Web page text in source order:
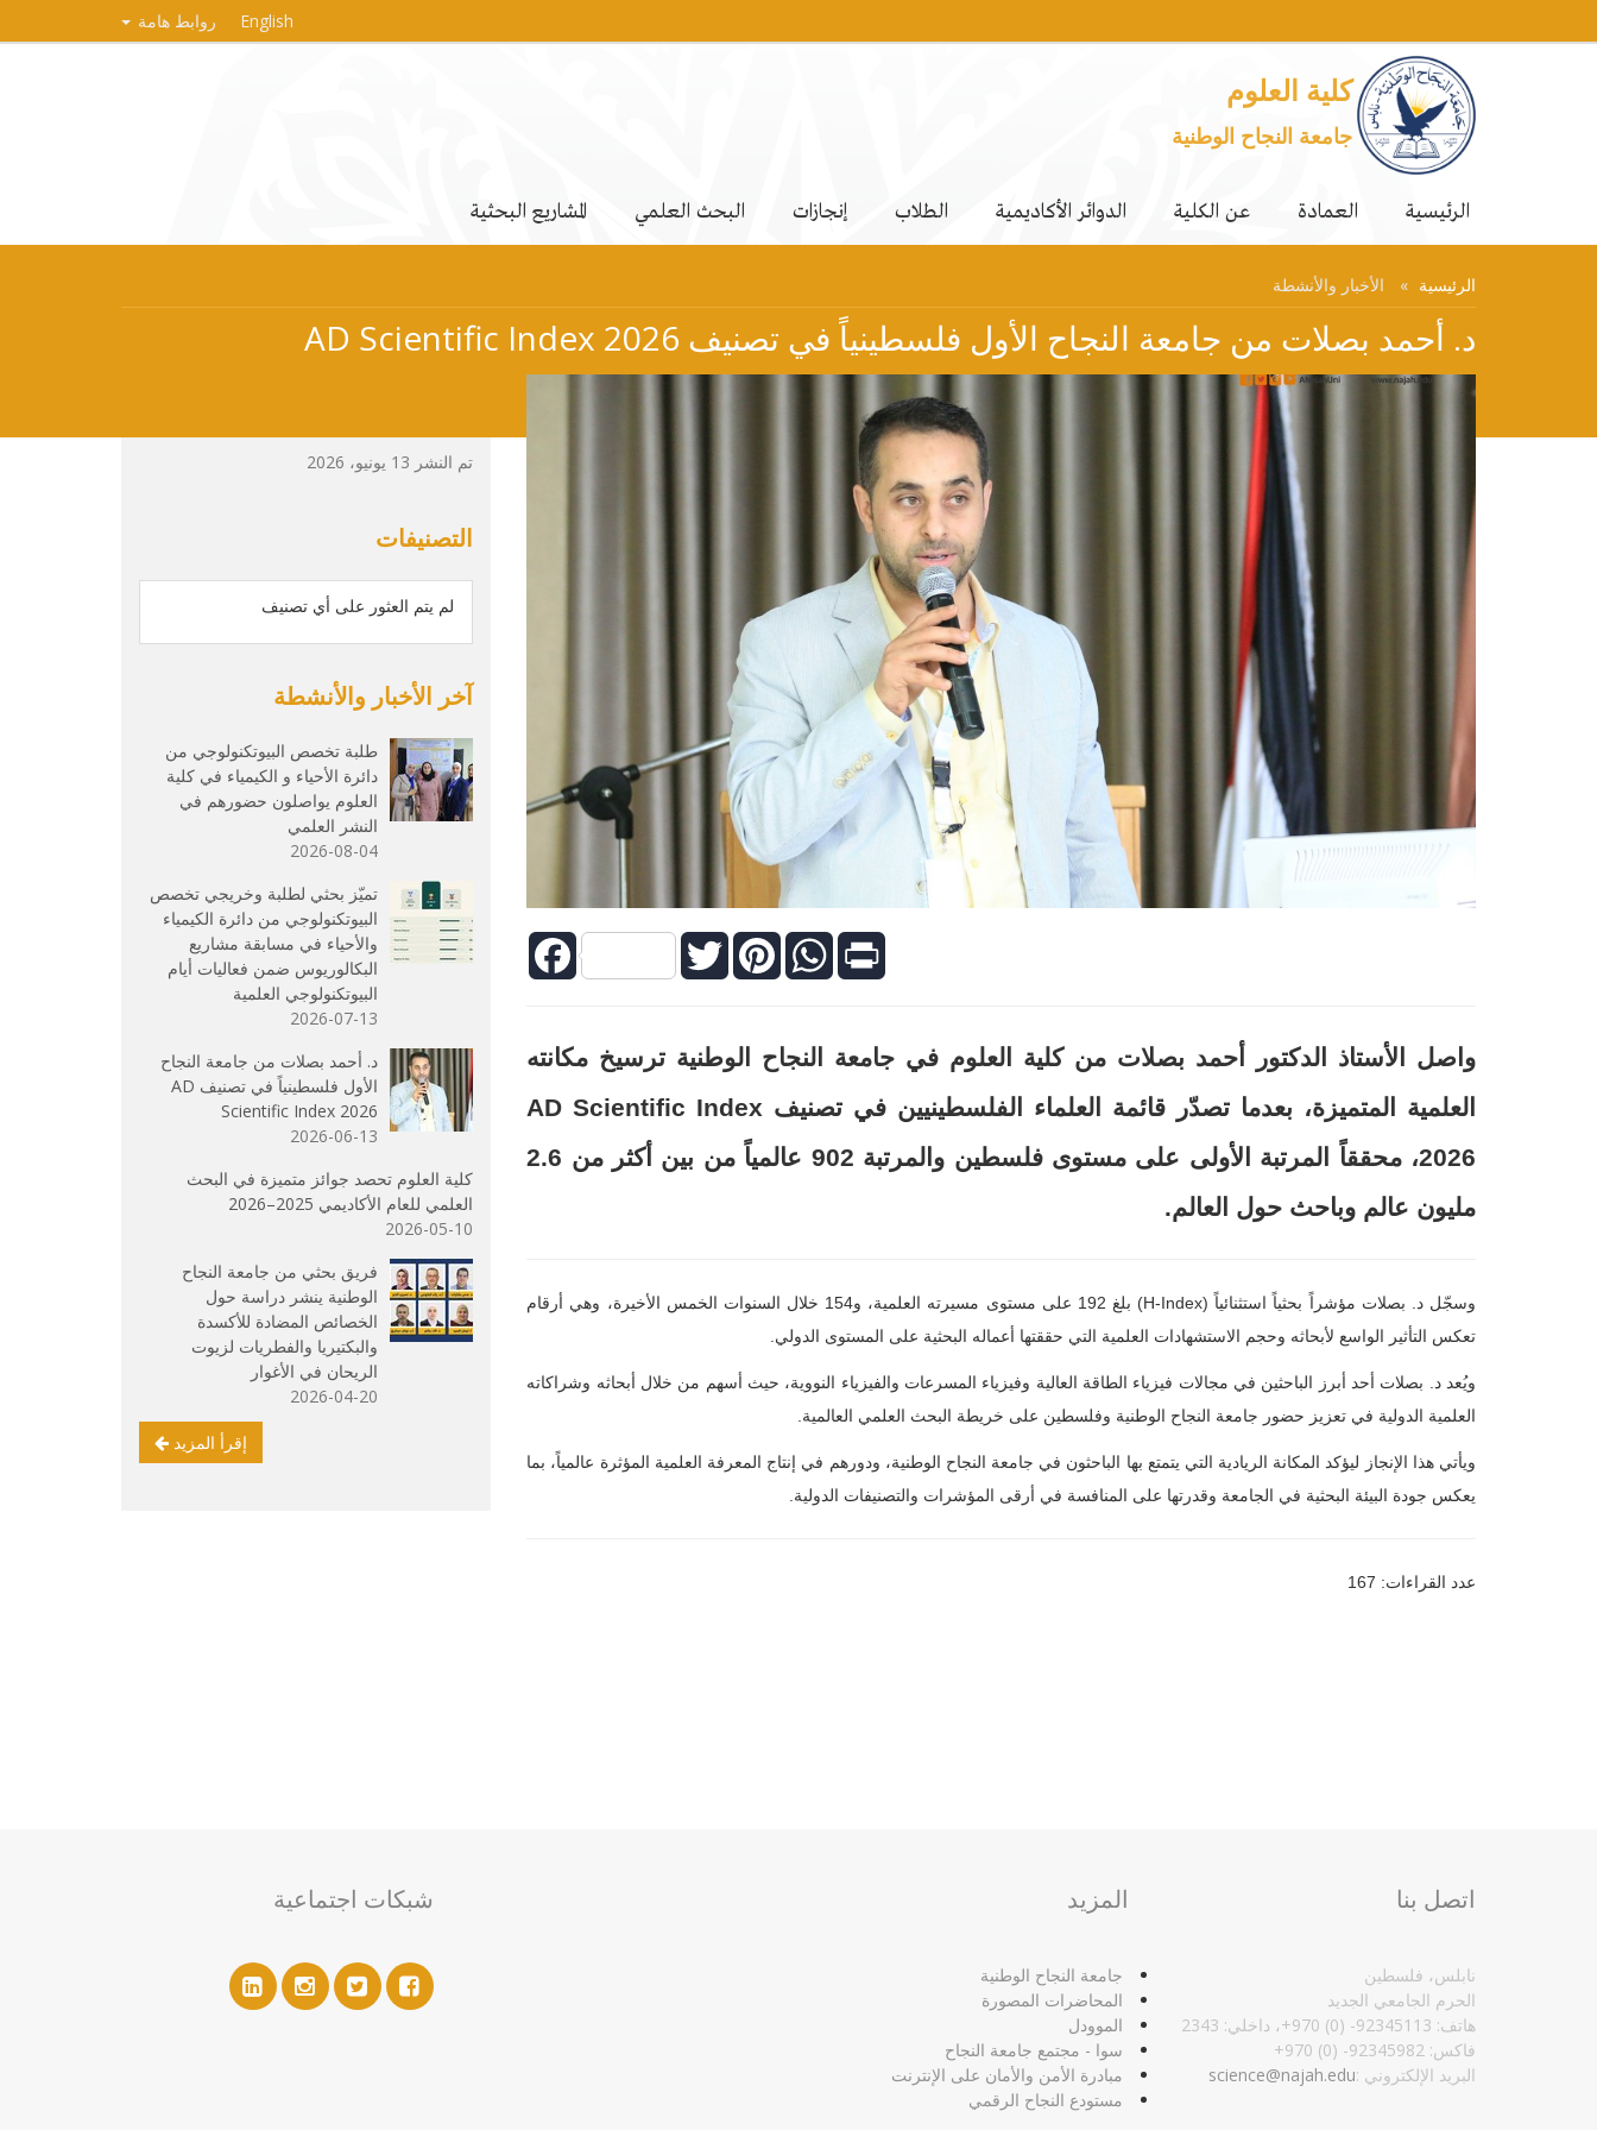
English روابط هامة
كلية العلوم
جامعة النجاح الوطنية
الرئيسية العمادة عن الكلية الدوائر الأكاديمية الطلاب إنجازات البحث العلمي المشاريع البحثية
الرئيسية الأخبار والأنشطة
د. أحمد بصلات من جامعة النجاح الأول فلسطينياً في تصنيف AD Scientific Index 2026
Facebook TwitterPinterestWhatsApp Print
واصل الأستاذ الدكتور أحمد بصلات من كلية العلوم في جامعة النجاح الوطنية ترسيخ مكانته
العلمية المتميزة، بعدما تصدّر قائمة العلماء الفلسطينيين في تصنيف AD Scientific Index
2026، محققاً المرتبة الأولى على مستوى فلسطين والمرتبة 902 عالمياً من بين أكثر من 2.6
مليون عالم وباحث حول العالم.
وسجّل د. بصلات مؤشراً بحثياً استثنائياً (H-Index) بلغ 192 على مستوى مسيرته العلمية، و154 خلال السنوات الخمس الأخيرة، وهي أرقام
تعكس التأثير الواسع لأبحاثه وحجم الاستشهادات العلمية التي حققتها أعماله البحثية على المستوى الدولي.
ويُعد د. بصلات أحد أبرز الباحثين في مجالات فيزياء الطاقة العالية وفيزياء المسرعات والفيزياء النووية، حيث أسهم من خلال أبحاثه وشراكاته
العلمية الدولية في تعزيز حضور جامعة النجاح الوطنية وفلسطين على خريطة البحث العلمي العالمية.
ويأتي هذا الإنجاز ليؤكد المكانة الريادية التي يتمتع بها الباحثون في جامعة النجاح الوطنية، ودورهم في إنتاج المعرفة العلمية المؤثرة عالمياً، بما
يعكس جودة البيئة البحثية في الجامعة وقدرتها على المنافسة في أرقى المؤشرات والتصنيفات الدولية.
عدد القراءات: 167
تم النشر 13 يونيو، 2026
التصنيفات
لم يتم العثور على أي تصنيف
آخر الأخبار والأنشطة
طلبة تخصص البيوتكنولوجي من
دائرة الأحياء و الكيمياء في كلية
العلوم يواصلون حضورهم في
النشر العلمي
2026-08-04
تميّز بحثي لطلبة وخريجي تخصص
البيوتكنولوجي من دائرة الكيمياء
والأحياء في مسابقة مشاريع
البكالوريوس ضمن فعاليات أيام
البيوتكنولوجي العلمية
2026-07-13
د. أحمد بصلات من جامعة النجاح
الأول فلسطينياً في تصنيف AD
Scientific Index 2026
2026-06-13
كلية العلوم تحصد جوائز متميزة في البحث
العلمي للعام الأكاديمي 2025–2026
2026-05-10
فريق بحثي من جامعة النجاح
الوطنية ينشر دراسة حول
الخصائص المضادة للأكسدة
والبكتيريا والفطريات لزيوت
الريحان في الأغوار
2026-04-20
إقرأ المزيد
اتصل بنا
نابلس، فلسطين
الحرم الجامعي الجديد
هاتف: 92345113- (0) 970+، داخلي: 2343
فاكس: 92345982- (0) 970+‏
البريد الإلكتروني :‏science@najah.edu
المزيد
جامعة النجاح الوطنية
المحاضرات المصورة
الموودل
سوا - مجتمع جامعة النجاح
مبادرة الأمن والأمان على الإنترنت
مستودع النجاح الرقمي
شبكات اجتماعية